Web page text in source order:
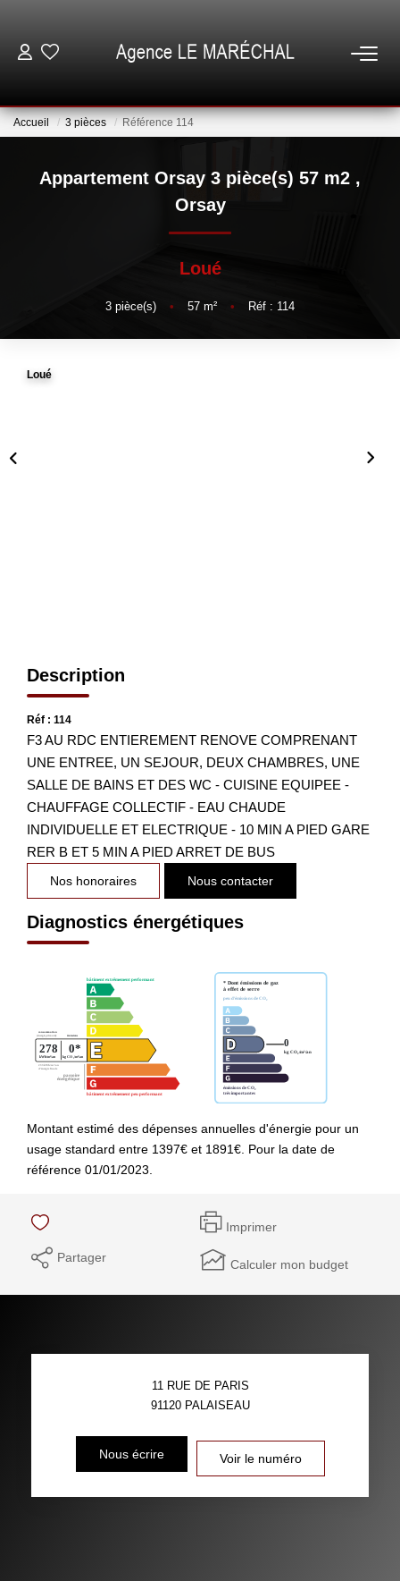
NOTRE AGENCE
GESTION
Accueil 3 pièces Référence 114
Appartement Orsay 3 pièce(s) 57 m2 ,
Orsay
Loué
3 pièce(s) • 57 m² • Réf : 114
Loué
Description
Réf : 114
F3 AU RDC ENTIEREMENT RENOVE COMPRENANT
UNE ENTREE, UN SEJOUR, DEUX CHAMBRES, UNE
SALLE DE BAINS ET DES WC - CUISINE EQUIPEE -
CHAUFFAGE COLLECTIF - EAU CHAUDE
INDIVIDUELLE ET ELECTRIQUE - 10 MIN A PIED GARE
RER B ET 5 MIN A PIED ARRET DE BUS
Nos honoraires Nous contacter
Diagnostics énergétiques
Montant estimé des dépenses annuelles d'énergie pour un
usage standard entre 1397€ et 1891€. Pour la date de
référence 01/01/2023.
Imprimer
Partager Calculer mon budget
11 RUE DE PARIS
91120 PALAISEAU
Nous écrire Voir le numéro